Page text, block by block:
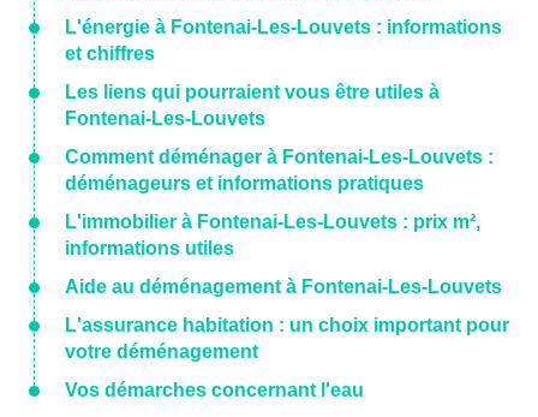
L'énergie à Fontenai-Les-Louvets : informations
et chiffres
Les liens qui pourraient vous être utiles à
Fontenai-Les-Louvets
Comment déménager à Fontenai-Les-Louvets :
déménageurs et informations pratiques
L'immobilier à Fontenai-Les-Louvets : prix m²,
informations utiles
Aide au déménagement à Fontenai-Les-Louvets
L'assurance habitation : un choix important pour
votre déménagement
Vos démarches concernant l'eau